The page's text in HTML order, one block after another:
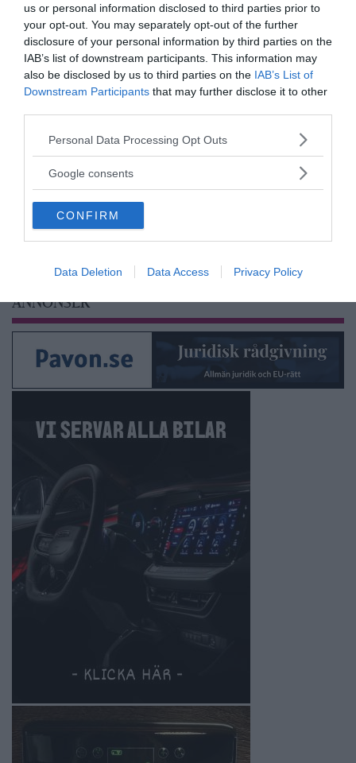
us or personal information disclosed to third parties prior to
your opt-out. You may separately opt-out of the further
disclosure of your personal information by third parties on the
IAB’s list of downstream participants. This information may
also be disclosed by us to third parties on the IAB’s List of
Downstream Participants that may further disclose it to other
Please note that this website/app uses one or more Google
not limited to your visit or usage behaviour. You may click to
use your data for below specified purposes in below Google
consent section.
Personal Data Processing Opt Outs
Google consents
CONFIRM
Data Deletion Data Access Privacy Policy
Prenumerera på vårt nyhetsbrev
Få NewsVoice nyhets-mail
ANNONSER